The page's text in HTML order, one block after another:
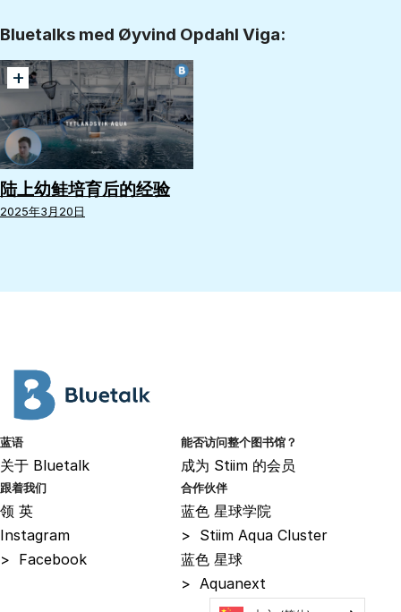
Bluetalks med Øyvind Opdahl Viga:
+
陆上幼鲑培育后的经验
2025年3月20日
蓝语
关于 Bluetalk
能否访问整个图书馆？
成为 Stiim 的会员
跟着我们
领 英
Instagram
> Facebook
合作伙伴
蓝色 星球学院
> Stiim Aqua Cluster
蓝色 星球
> Aquanext